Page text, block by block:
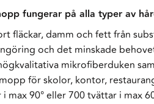
fungerar på alla typer av
fläckar, damm och fett från
och det minskade
mikrofiberduken
för skolor, kontor,
max 90° eller 700 tvättar i max